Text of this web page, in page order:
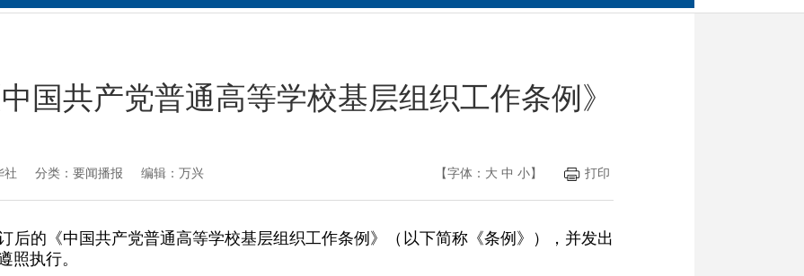
国共产党普通高等学校基层组织工作条例》
社 分类：要闻播报 编辑：万兴 【字体： 大 中 小】 打印
后的《中国共产党普通高等学校基层组织工作条例》（以下简称《条例》），并发出
照执行。